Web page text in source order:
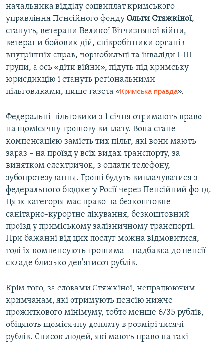
начальника відділу соцвиплат кримського
управління Пенсійного фонду Ольги Стяжкіної,
стануть, ветерани Великої Вітчизняної війни,
ветерани бойових дій, співробітники органів
внутрішніх справ, чорнобильці та інваліди I-III
групи, а ось «діти війни», підуть під кримську
юрисдикцію і стануть регіональними
пільговиками, пише газета «Кримська правда».
Федеральні пільговики з 1 січня отримають право
на щомісячну грошову виплату. Вона стане
компенсацією замість тих пільг, які вони мають
зараз – на проїзд у всіх видах транспорту, за
винятком електричок, з оплати телефону,
зубопротезування. Гроші будуть виплачуватися з
федерального бюджету Росії через Пенсійний фонд.
Ця ж категорія має право на безкоштовне
санітарно-курортне лікування, безкоштовний
проїзд у приміському залізничному транспорті.
При бажанні від цих послуг можна відмовитися,
тоді їх компенсують грошима – надбавка до пенсії
складе близько дев'ятисот рублів.
Крім того, за словами Стяжкіної, непрацюючим
кримчанам, які отримують пенсію нижче
прожиткового мінімуму, тобто менше 6735 рублів,
обіцяють щомісячну доплату в розмірі тисячі
рублів. Список людей, які мають право на такі